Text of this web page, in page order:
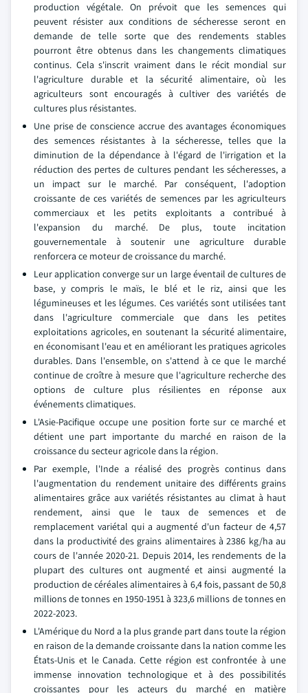
production végétale. On prévoit que les semences qui
peuvent résister aux conditions de sécheresse seront en
demande de telle sorte que des rendements stables
pourront être obtenus dans les changements climatiques
continus. Cela s'inscrit vraiment dans le récit mondial sur
l'agriculture durable et la sécurité alimentaire, où les
agriculteurs sont encouragés à cultiver des variétés de
cultures plus résistantes.
Une prise de conscience accrue des avantages économiques
des semences résistantes à la sécheresse, telles que la
diminution de la dépendance à l'égard de l'irrigation et la
réduction des pertes de cultures pendant les sécheresses, a
un impact sur le marché. Par conséquent, l'adoption
croissante de ces variétés de semences par les agriculteurs
commerciaux et les petits exploitants a contribué à
l'expansion du marché. De plus, toute incitation
gouvernementale à soutenir une agriculture durable
renforcera ce moteur de croissance du marché.
Leur application converge sur un large éventail de cultures de
base, y compris le maïs, le blé et le riz, ainsi que les
légumineuses et les légumes. Ces variétés sont utilisées tant
dans l'agriculture commerciale que dans les petites
exploitations agricoles, en soutenant la sécurité alimentaire,
en économisant l'eau et en améliorant les pratiques agricoles
durables. Dans l'ensemble, on s'attend à ce que le marché
continue de croître à mesure que l'agriculture recherche des
options de culture plus résilientes en réponse aux
événements climatiques.
L'Asie-Pacifique occupe une position forte sur ce marché et
détient une part importante du marché en raison de la
croissance du secteur agricole dans la région.
Par exemple, l'Inde a réalisé des progrès continus dans
l'augmentation du rendement unitaire des différents grains
alimentaires grâce aux variétés résistantes au climat à haut
rendement, ainsi que le taux de semences et de
remplacement variétal qui a augmenté d'un facteur de 4,57
dans la productivité des grains alimentaires à 2386 kg/ha au
cours de l'année 2020-21. Depuis 2014, les rendements de la
plupart des cultures ont augmenté et ainsi augmenté la
production de céréales alimentaires à 6,4 fois, passant de 50,8
millions de tonnes en 1950-1951 à 323,6 millions de tonnes en
2022-2023.
L'Amérique du Nord a la plus grande part dans toute la région
en raison de la demande croissante dans la nation comme les
États-Unis et le Canada. Cette région est confrontée à une
immense innovation technologique et à des possibilités
croissantes pour les acteurs du marché en matière